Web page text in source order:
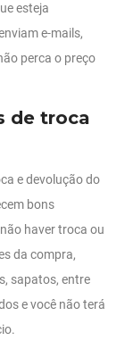
esteja
e-mails,
perca o preço
de troca
e devolução do
bons
haver troca ou
da compra,
sapatos, entre
e você não terá